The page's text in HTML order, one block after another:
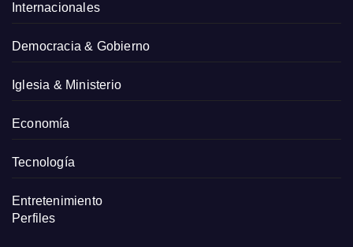
Internacionales
Democracia & Gobierno
Iglesia & Ministerio
Economía
Tecnología
Entretenimiento
Perfiles